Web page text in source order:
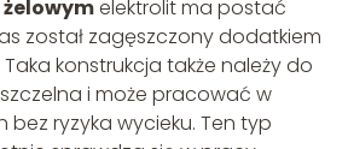
elektrolit ma postać
został zagęszczony dodatkiem
konstrukcja także należy do
i może pracować w
ryzyka wycieku. Ten typ